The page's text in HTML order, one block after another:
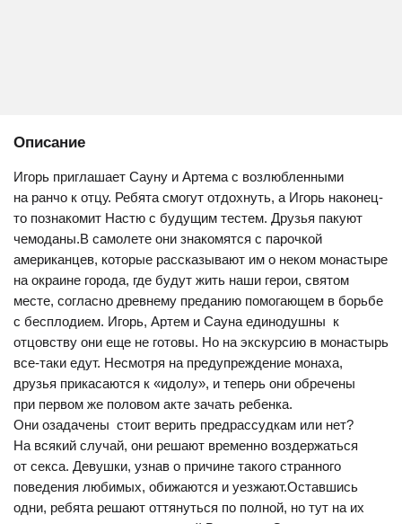
Описание
Игорь приглашает Сауну и Артема с возлюбленными
на ранчо к отцу. Ребята смогут отдохнуть, а Игорь наконец-
то познакомит Настю с будущим тестем. Друзья пакуют
чемоданы.В самолете они знакомятся с парочкой
американцев, которые рассказывают им о неком монастыре
на окраине города, где будут жить наши герои, святом
месте, согласно древнему преданию помогающем в борьбе
с бесплодием. Игорь, Артем и Сауна единодушны  к
отцовству они еще не готовы. Но на экскурсию в монастырь
все-таки едут. Несмотря на предупреждение монаха,
друзья прикасаются к «идолу», и теперь они обречены
при первом же половом акте зачать ребенка.
Они озадачены  стоит верить предрассудкам или нет?
На всякий случай, они решают временно воздержаться
от секса. Девушки, узнав о причине такого странного
поведения любимых, обижаются и уезжают.Оставшись
одни, ребята решают оттянуться по полной, но тут на их